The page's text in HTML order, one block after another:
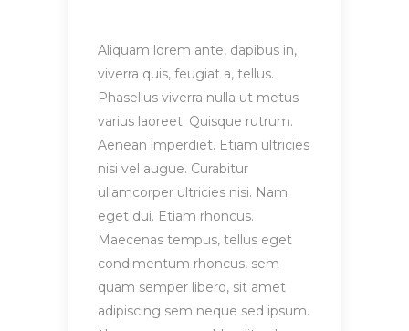
Aliquam lorem ante, dapibus in,
viverra quis, feugiat a, tellus.
Phasellus viverra nulla ut metus
varius laoreet. Quisque rutrum.
Aenean imperdiet. Etiam ultricies
nisi vel augue. Curabitur
ullamcorper ultricies nisi. Nam
eget dui. Etiam rhoncus.
Maecenas tempus, tellus eget
condimentum rhoncus, sem
quam semper libero, sit amet
adipiscing sem neque sed ipsum.